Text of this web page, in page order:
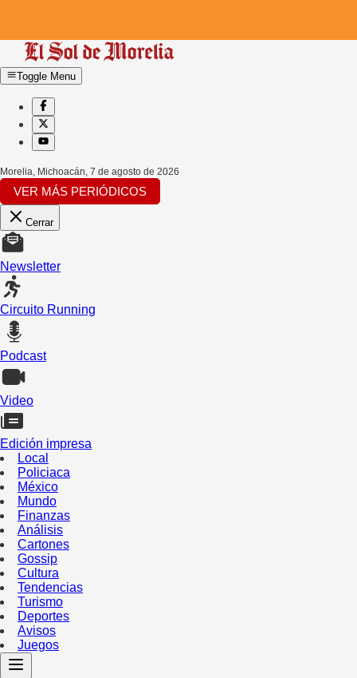
Toggle Menu
Morelia, Michoacán, 7 de agosto de 2026
VER MÁS PERIÓDICOS
Cerrar
Newsletter
Circuito Running
Podcast
Video
Edición impresa
Local
Policiaca
México
Mundo
Finanzas
Análisis
Cartones
Gossip
Cultura
Tendencias
Turismo
Deportes
Avisos
Juegos